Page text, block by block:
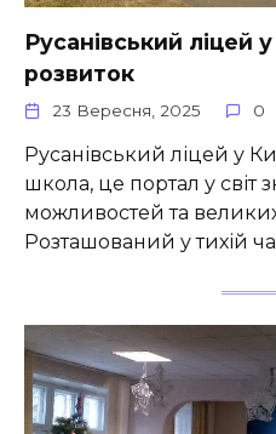
Русанівський ліцей
розвиток
23 Вересня, 2025 0
Русанівський ліцей у
школа, це портал у світ
можливостей та
Розташований у тихій